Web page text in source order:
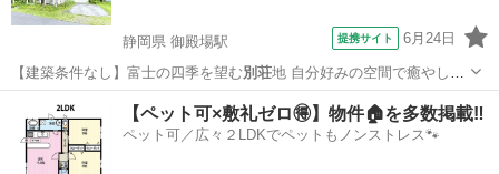
静岡県 御殿場駅 提携サイト 6月24日
【建築条件なし】富士の四季を望む別荘地 自分好みの空間で癒やしの
時間を
御殿場駅 土地販売/土地売買
【ペット可×敷礼ゼロ🉐】物件🏠を多数掲載‼️
ペット可／広々２LDKでペットもノンストレス🐾